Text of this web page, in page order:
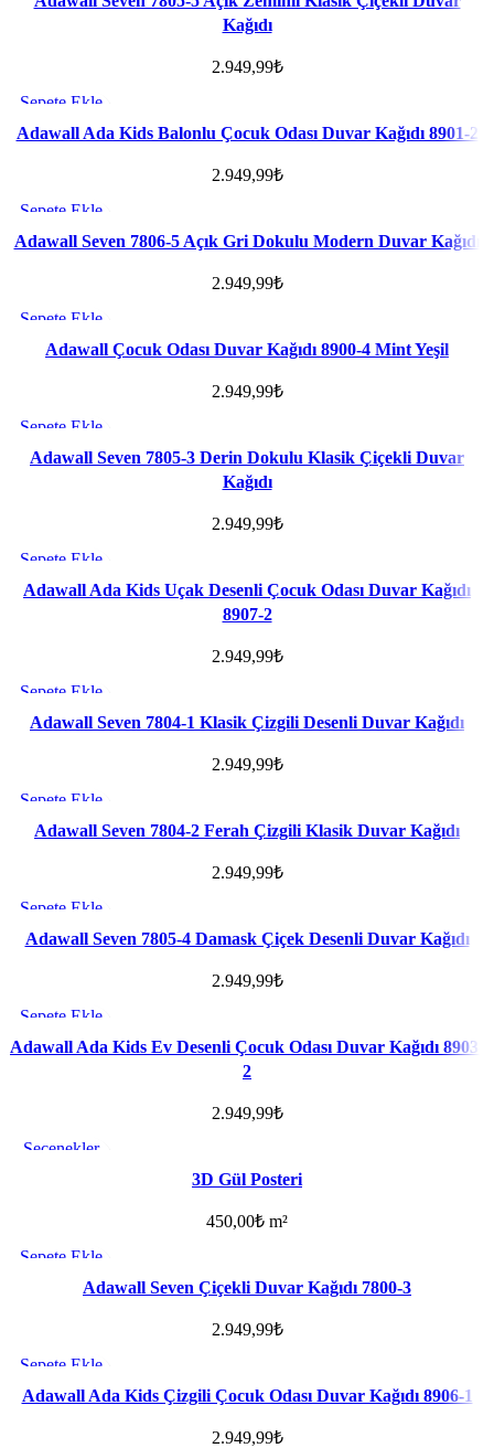
Kağıdı
2.949,99₺
Sepete Ekle
Favorilere ekle
Adawall Ada Kids Balonlu Çocuk Odası Duvar Kağıdı 8901-2
2.949,99₺
Sepete Ekle
Favorilere ekle
Adawall Seven 7806-5 Açık Gri Dokulu Modern Duvar Kağıdı
2.949,99₺
Sepete Ekle
Favorilere ekle
Adawall Çocuk Odası Duvar Kağıdı 8900-4 Mint Yeşil
2.949,99₺
Sepete Ekle
Favorilere ekle
Adawall Seven 7805-3 Derin Dokulu Klasik Çiçekli Duvar
Kağıdı
2.949,99₺
Sepete Ekle
Favorilere ekle
Adawall Ada Kids Uçak Desenli Çocuk Odası Duvar Kağıdı
8907-2
2.949,99₺
Sepete Ekle
Favorilere ekle
Adawall Seven 7804-1 Klasik Çizgili Desenli Duvar Kağıdı
2.949,99₺
Sepete Ekle
Favorilere ekle
Adawall Seven 7804-2 Ferah Çizgili Klasik Duvar Kağıdı
2.949,99₺
Sepete Ekle
Favorilere ekle
Adawall Seven 7805-4 Damask Çiçek Desenli Duvar Kağıdı
2.949,99₺
Sepete Ekle
Favorilere ekle
Adawall Ada Kids Ev Desenli Çocuk Odası Duvar Kağıdı 8903-
2
2.949,99₺
Seçenekler
3D Gül Posteri
450,00₺ m²
Sepete Ekle
Favorilere ekleAdawall Seven Çiçekli Duvar Kağıdı 7800-3
2.949,99₺
Sepete Ekle
Favorilere ekle
Adawall Ada Kids Çizgili Çocuk Odası Duvar Kağıdı 8906-1
2.949,99₺